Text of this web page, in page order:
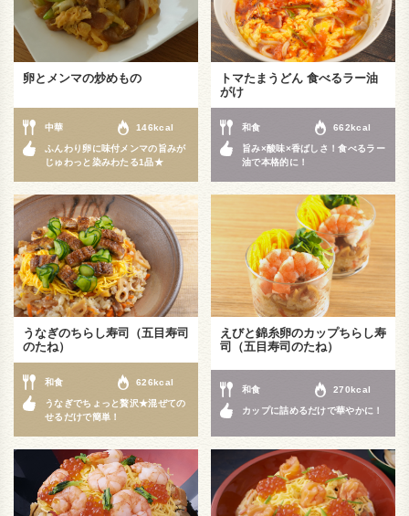
卵とメンマの炒めもの
中華 146kcal
ふんわり卵に味付メンマの旨みが
じゅわっと染みわたる1品★
トマたまうどん 食べるラー油
がけ
和食 662kcal
旨み×酸味×香ばしさ！食べるラー
油で本格的に！
うなぎのちらし寿司（五目寿司
のたね）
和食 626kcal
うなぎでちょっと贅沢★混ぜての
せるだけで簡単！
えびと錦糸卵のカップちらし寿
司（五目寿司のたね）
和食 270kcal
カップに詰めるだけで華やかに！